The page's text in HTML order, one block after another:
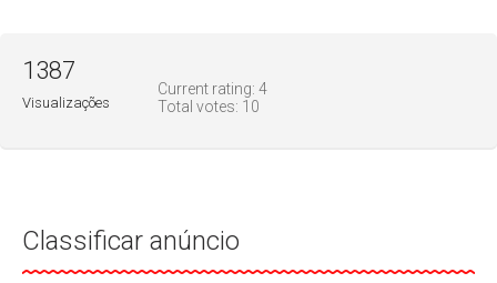
Current rating: 4
Total votes: 10
1387
Visualizações
Classificar anúncio